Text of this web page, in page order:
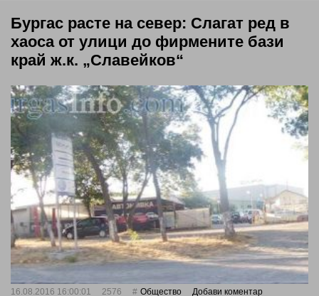
Бургас расте на север: Слагат ред в
хаоса от улици до фирмените бази
край ж.к. „Славейков“
16.08.2016 16:00:01 2576 Общество Добави коментар